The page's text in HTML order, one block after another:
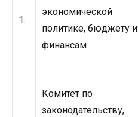
1.
экономической
политике, бюджету и
финансам
Комитет по
законодательству,